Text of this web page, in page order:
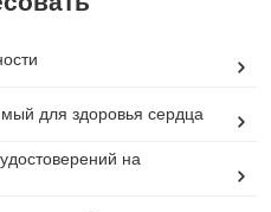
для здоровья сердца
на